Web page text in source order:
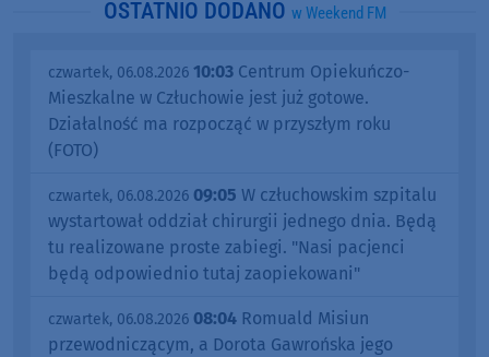
OSTATNIO DODANO w Weekend FM
czwartek, 06.08.2026 10:03 Centrum Opiekuńczo-
Mieszkalne w Człuchowie jest już gotowe.
Działalność ma rozpocząć w przyszłym roku
(FOTO)
czwartek, 06.08.2026 09:05 W człuchowskim szpitalu
wystartował oddział chirurgii jednego dnia. Będą
tu realizowane proste zabiegi. "Nasi pacjenci
będą odpowiednio tutaj zaopiekowani"
czwartek, 06.08.2026 08:04 Romuald Misiun
przewodniczącym, a Dorota Gawrońska jego